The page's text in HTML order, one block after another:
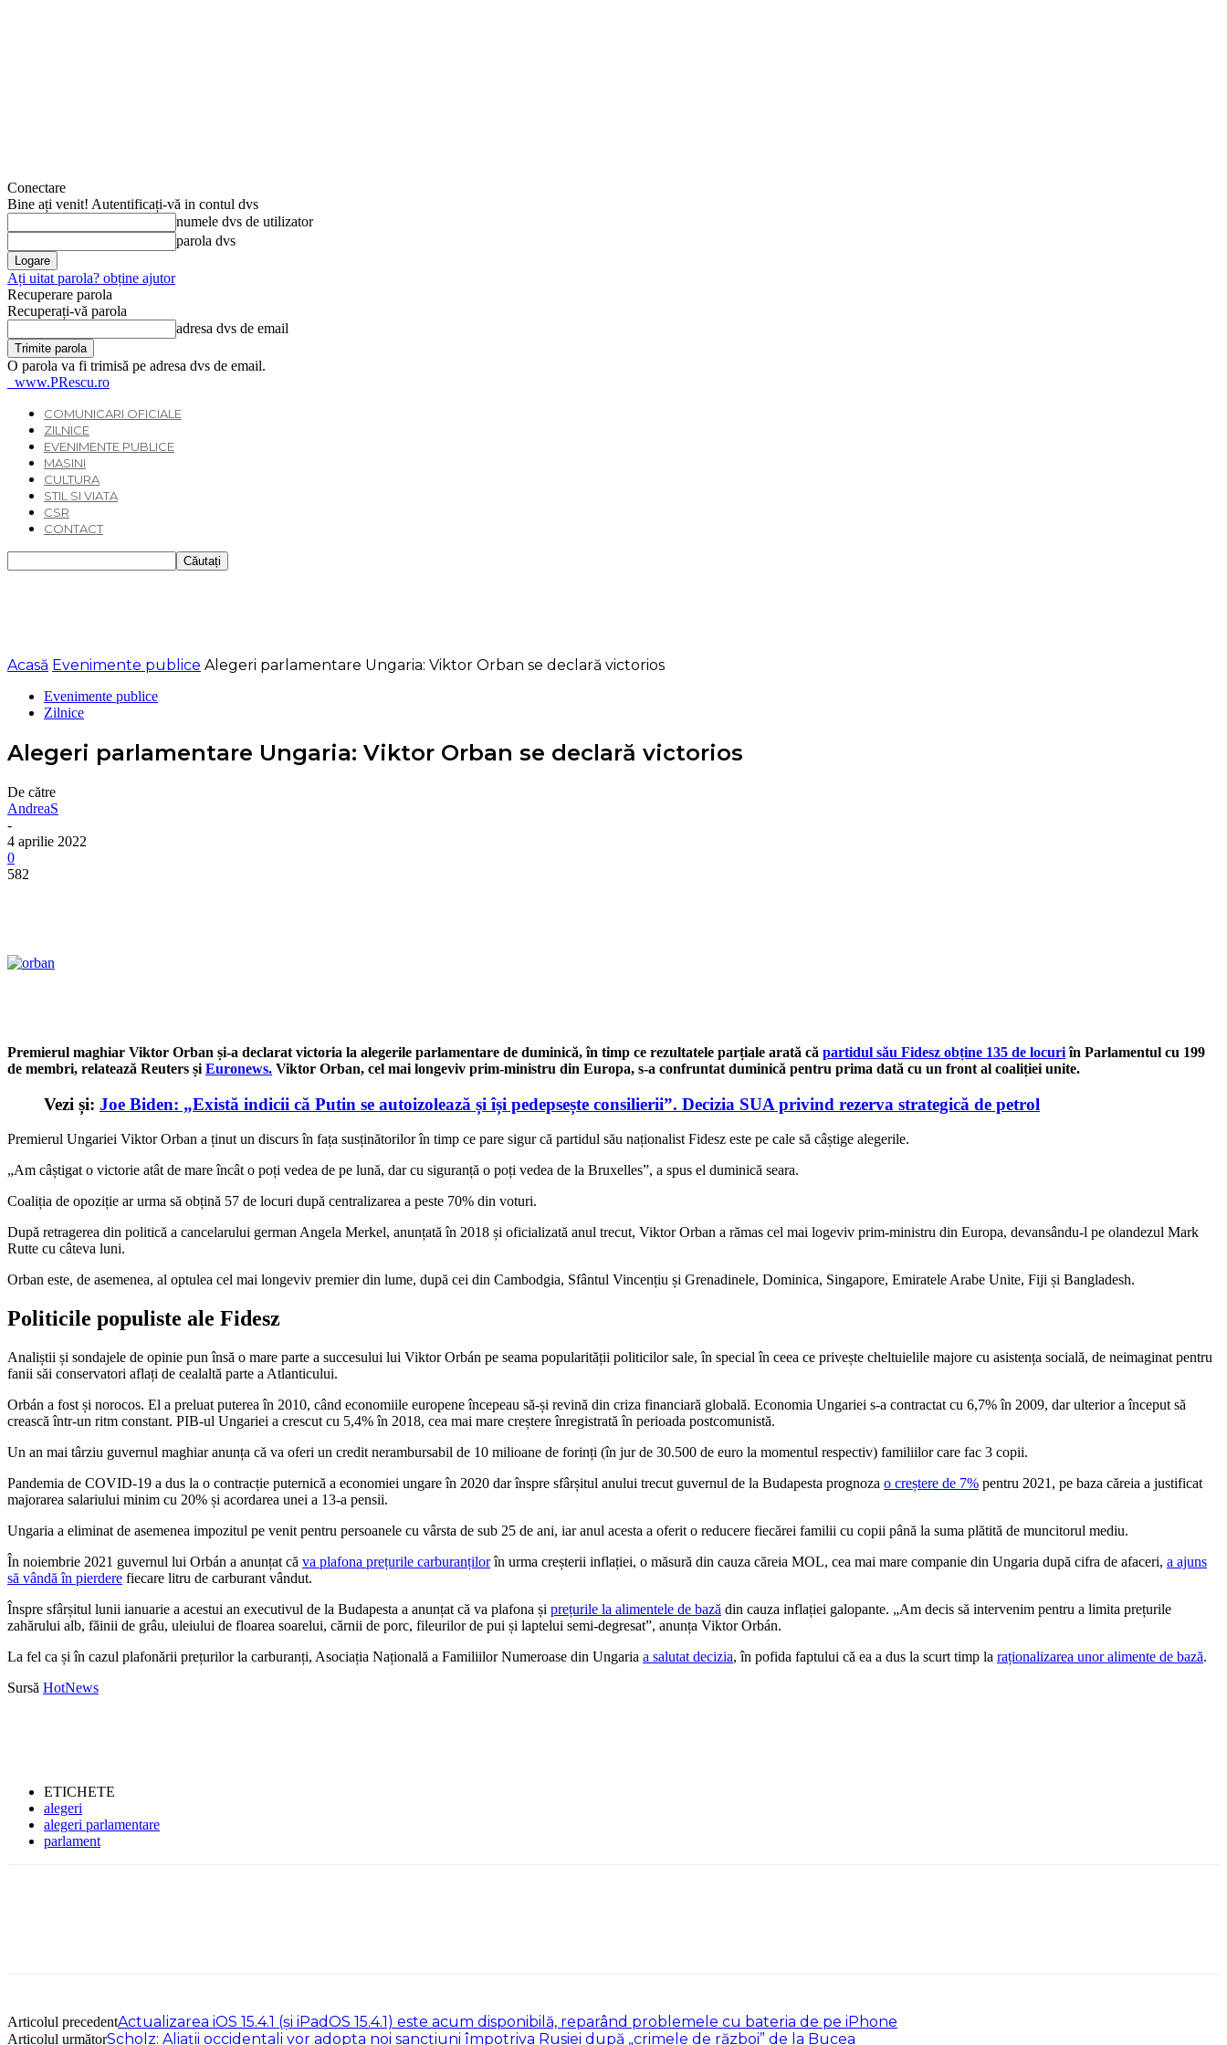
Conectare
Bine ați venit! Autentificați-vă in contul dvs
numele dvs de utilizator
parola dvs
Ați uitat parola? obține ajutor
Recuperare parola
Recuperați-vă parola
adresa dvs de email
O parola va fi trimisă pe adresa dvs de email.
www.PRescu.ro
COMUNICARI OFICIALE
ZILNICE
EVENIMENTE PUBLICE
MASINI
CULTURA
STIL SI VIATA
CSR
CONTACT
Acasă Evenimente publice Alegeri parlamentare Ungaria: Viktor Orban se declară victorios
Evenimente publice
Zilnice
Alegeri parlamentare Ungaria: Viktor Orban se declară victorios
De către
AndreaS
-
4 aprilie 2022
0
582
Premierul maghiar Viktor Orban și-a declarat victoria la alegerile parlamentare de duminică, în timp ce rezultatele parțiale arată că partidul său Fidesz obține 135 de locuriîn Parlamentul cu 199
de membri, relatează Reuters și Euronews. Viktor Orban, cel mai longeviv prim-ministru din Europa, s-a confruntat duminică pentru prima dată cu un front al coaliției unite.
Vezi și: Joe Biden: „Există indicii că Putin se autoizolează și își pedepsește consilierii”. Decizia SUA privind rezerva strategică de petrol
Premierul Ungariei Viktor Orban a ținut un discurs în fața susținătorilor în timp ce pare sigur că partidul său naționalist Fidesz este pe cale să câștige alegerile.
„Am câștigat o victorie atât de mare încât o poți vedea de pe lună, dar cu siguranță o poți vedea de la Bruxelles”, a spus el duminică seara.
Coaliția de opoziție ar urma să obțină 57 de locuri după centralizarea a peste 70% din voturi.
După retragerea din politică a cancelarului german Angela Merkel, anunțată în 2018 și oficializată anul trecut, Viktor Orban a rămas cel mai logeviv prim-ministru din Europa, devansându-l pe olandezul Mark
Rutte cu câteva luni.
Orban este, de asemenea, al optulea cel mai longeviv premier din lume, după cei din Cambodgia, Sfântul Vincențiu și Grenadinele, Dominica, Singapore, Emiratele Arabe Unite, Fiji și Bangladesh.
Politicile populiste ale Fidesz
Analiștii și sondajele de opinie pun însă o mare parte a succesului lui Viktor Orbán pe seama popularității politicilor sale, în special în ceea ce privește cheltuielile majore cu asistența socială, de neimaginat pentru
fanii săi conservatori aflați de cealaltă parte a Atlanticului.
Orbán a fost și norocos. El a preluat puterea în 2010, când economiile europene începeau să-și revină din criza financiară globală. Economia Ungariei s-a contractat cu 6,7% în 2009, dar ulterior a început să
crească într-un ritm constant. PIB-ul Ungariei a crescut cu 5,4% în 2018, cea mai mare creștere înregistrată în perioada postcomunistă.
Un an mai târziu guvernul maghiar anunța că va oferi un credit nerambursabil de 10 milioane de forinți (în jur de 30.500 de euro la momentul respectiv) familiilor care fac 3 copii.
Pandemia de COVID-19 a dus la o contracție puternică a economiei ungare în 2020 dar înspre sfârșitul anului trecut guvernul de la Budapesta prognoza o creștere de 7% pentru 2021, pe baza căreia a justificat
majorarea salariului minim cu 20% și acordarea unei a 13-a pensii.
Ungaria a eliminat de asemenea impozitul pe venit pentru persoanele cu vârsta de sub 25 de ani, iar anul acesta a oferit o reducere fiecărei familii cu copii până la suma plătită de muncitorul mediu.
În noiembrie 2021 guvernul lui Orbán a anunțat că va plafona prețurile carburanțilorîn urma creșterii inflației, o măsură din cauza căreia MOL, cea mai mare companie din Ungaria după cifra de afaceri, a ajuns
să vândă în pierdere fiecare litru de carburant vândut.
Înspre sfârșitul lunii ianuarie a acestui an executivul de la Budapesta a anunțat că va plafona și prețurile la alimentele de bază din cauza inflației galopante. „Am decis să intervenim pentru a limita prețurile
zahărului alb, făinii de grâu, uleiului de floarea soarelui, cărnii de porc, fileurilor de pui și laptelui semi-degresat”, anunța Viktor Orbán.
La fel ca și în cazul plafonării prețurilor la carburanți, Asociația Națională a Familiilor Numeroase din Ungaria a salutat decizia, în pofida faptului că ea a dus la scurt timp la raționalizarea unor alimente de bază.
Sursă HotNews
ETICHETE
alegeri
alegeri parlamentare
parlament
Articolul precedentActualizarea iOS 15.4.1 (şi iPadOS 15.4.1) este acum disponibilă, reparând problemele cu bateria de pe iPhone
Articolul următorScholz: Aliaţii occidentali vor adopta noi sancţiuni împotriva Rusiei după „crimele de război” de la Bucea